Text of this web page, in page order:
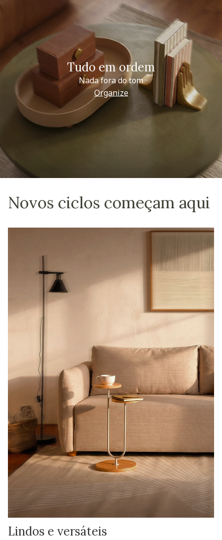
Tudo em ordem
Nada fora do tom
Organize
Novos ciclos começam aqui
Lindos e versáteis